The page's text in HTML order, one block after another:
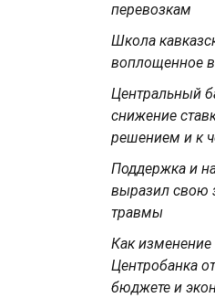
перевозкам
Школа
воплощенное
Центральный
снижение
решением и к
Поддержка и
выразил свою
травмы
Как
Центробанка
бюджете и